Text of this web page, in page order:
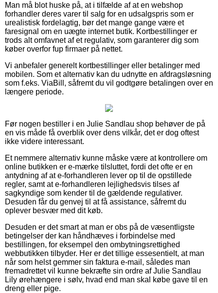
Man må blot huske på, at i tilfælde af at en webshop
forhandler deres varer til salg for en udsalgspris som er
urealistisk fordelagtig, bør det mange gange være et
faresignal om en uægte internet butik. Kortbestillinger er
trods alt omfavnet af et regulativ, som garanterer dig som
køber overfor fup firmaer på nettet.
Vi anbefaler generelt kortbestillinger eller betalinger med
mobilen. Som et alternativ kan du udnytte en afdragsløsning
som f.eks. ViaBill, såfremt du vil godtgøre betalingen over en
længere periode.
Før nogen bestiller i en Julie Sandlau shop behøver de på
en vis måde få overblik over dens vilkår, det er dog oftest
ikke videre interessant.
Et nemmere alternativ kunne måske være at kontrollere om
online butikken er e-mærke tilsluttet, fordi det ofte er en
antydning af at e-forhandleren lever op til de opstillede
regler, samt at e-forhandleren lejlighedsvis tilses af
sagkyndige som kender til de gældende regulativer.
Desuden får du genvej til at få assistance, såfremt du
oplever besvær med dit køb.
Desuden er det smart at man er obs på de væsentligste
betingelser der kan håndhæves i forbindelse med
bestillingen, for eksempel den ombytningsrettighed
webbutikken tilbyder. Her er det tillige essesentielt, at man
når som helst gemmer sin faktura e-mail, således man
fremadrettet vil kunne bekræfte sin ordre af Julie Sandlau
Lily ørehængere i sølv, hvad end man skal købe gave til en
dreng eller pige.